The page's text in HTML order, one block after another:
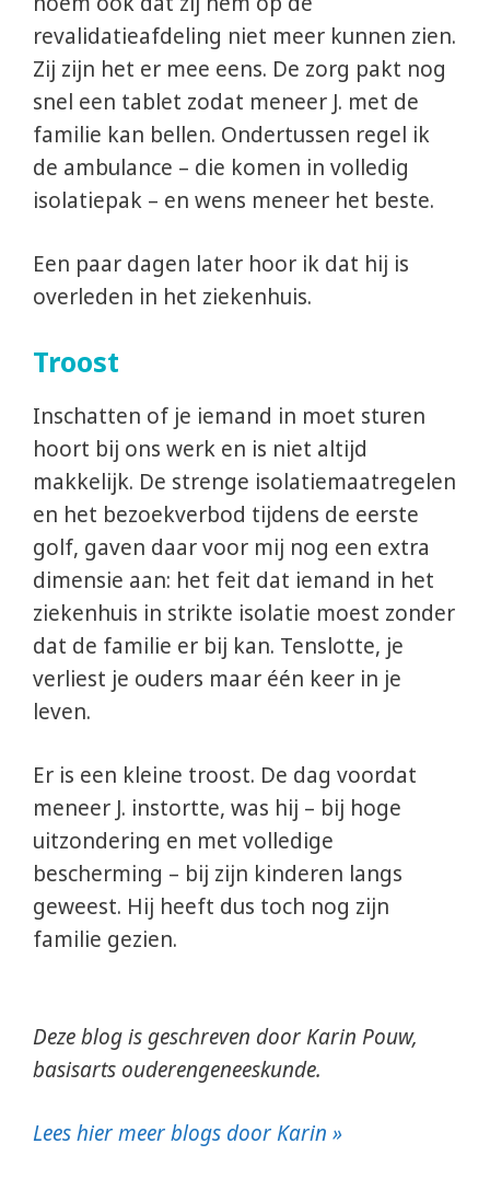
revalidatieafdeling niet meer kunnen zien.
Zij zijn het er mee eens. De zorg pakt nog
snel een tablet zodat meneer J. met de
familie kan bellen. Ondertussen regel ik
de ambulance – die komen in volledig
isolatiepak – en wens meneer het beste.
Een paar dagen later hoor ik dat hij is
overleden in het ziekenhuis.
Troost
Inschatten of je iemand in moet sturen
hoort bij ons werk en is niet altijd
makkelijk. De strenge isolatiemaatregelen
en het bezoekverbod tijdens de eerste
golf, gaven daar voor mij nog een extra
dimensie aan: het feit dat iemand in het
ziekenhuis in strikte isolatie moest zonder
dat de familie er bij kan. Tenslotte, je
verliest je ouders maar één keer in je
leven.
Er is een kleine troost. De dag voordat
meneer J. instortte, was hij – bij hoge
uitzondering en met volledige
bescherming – bij zijn kinderen langs
geweest. Hij heeft dus toch nog zijn
familie gezien.
Deze blog is geschreven door Karin Pouw,
basisarts ouderengeneeskunde.
Lees hier meer blogs door Karin »